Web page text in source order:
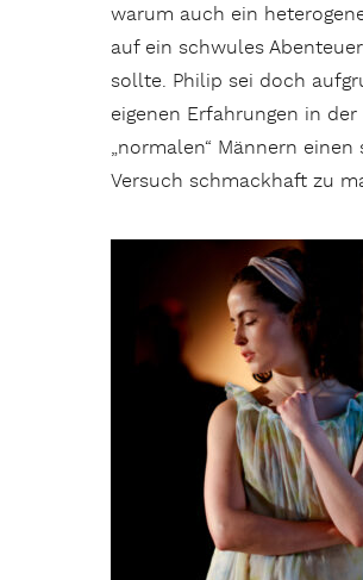
warum auch ein
auf ein schwules
sollte. Philip sei doch
eigenen Erfahrungen in der
„normalen“ Männern einen
Versuch schmackhaft zu